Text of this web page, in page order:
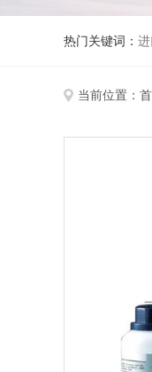
热门关键词：
当前位置：